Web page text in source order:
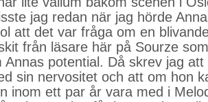
jag redan när jag hörde
att det var fråga om en
från läsare här på Sourze
Annas potential. Då skrev jag
sin nervositet och att om hon
inom ett par år vara med i